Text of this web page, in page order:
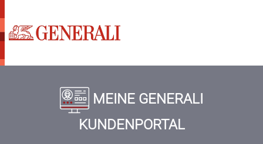
MEINE GENERALI
KUNDENPORTAL